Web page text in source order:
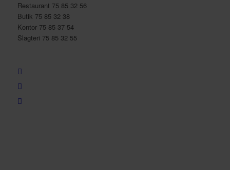
Restaurant 75 85 32 56
Butik 75 85 32 38
Kontor 75 85 37 54
Slagteri 75 85 32 55